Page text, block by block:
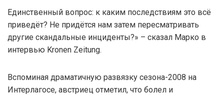
Единственный вопрос: к каким последствиям это всё
приведёт? Не придётся нам затем пересматривать
другие скандальные инциденты?» – сказал Марко в
интервью Kronen Zeitung.
Вспоминая драматичную развязку сезона-2008 на
Интерлагосе, австриец отметил, что болел и